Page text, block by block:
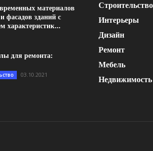
материалов
фасадов зданий с
характеристик...
для ремонта:
03.10.2021
Строительство
Интерьеры
Дизайн
Ремонт
Мебель
Недвижимость